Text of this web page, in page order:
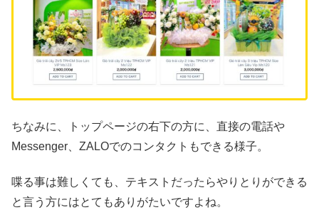
ちなみに、トップページの右下の方に、直接の電話や
Messenger、ZALOでのコンタクトもできる様子。
喋る事は難しくても、テキストだったらやりとりができる
と言う方にはとてもありがたいですよね。